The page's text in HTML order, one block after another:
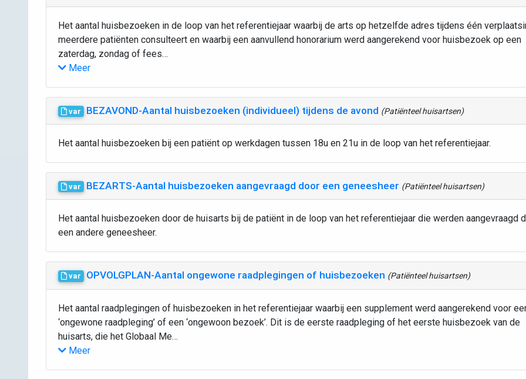
Het aantal huisbezoeken in de loop van het referentiejaar waarbij de arts op hetzelfde adres tijdens één
meerdere patiënten consulteert en waarbij een aanvullend honorarium werd aangerekend voor huisbezoek op een
zaterdag, zondag of fees…
Meer
var BEZAVOND-Aantal huisbezoeken (individueel) tijdens de avond (Patiënteel huisartsen)
Het aantal huisbezoeken bij een patiënt op werkdagen tussen 18u en 21u in de loop van het referentiejaar.
var BEZARTS-Aantal huisbezoeken aangevraagd door een geneesheer (Patiënteel huisartsen)
Het aantal huisbezoeken door de huisarts bij de patiënt in de loop van het referentiejaar die werden aangevraagd
een andere geneesheer.
var OPVOLGPLAN-Aantal ongewone raadplegingen of huisbezoeken (Patiënteel huisartsen)
Het aantal raadplegingen of huisbezoeken in het referentiejaar waarbij een supplement werd aangerekend voor
‘ongewone raadpleging’ of een ‘ongewoon bezoek’. Dit is de eerste raadpleging of het eerste huisbezoek van de
huisarts, die het Globaal Me…
Meer